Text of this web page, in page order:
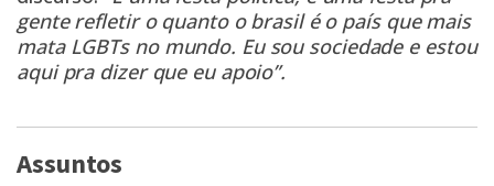
gente refletir o quanto o brasil é o país que mais
mata LGBTs no mundo. Eu sou sociedade e estou
aqui pra dizer que eu apoio”.
Assuntos